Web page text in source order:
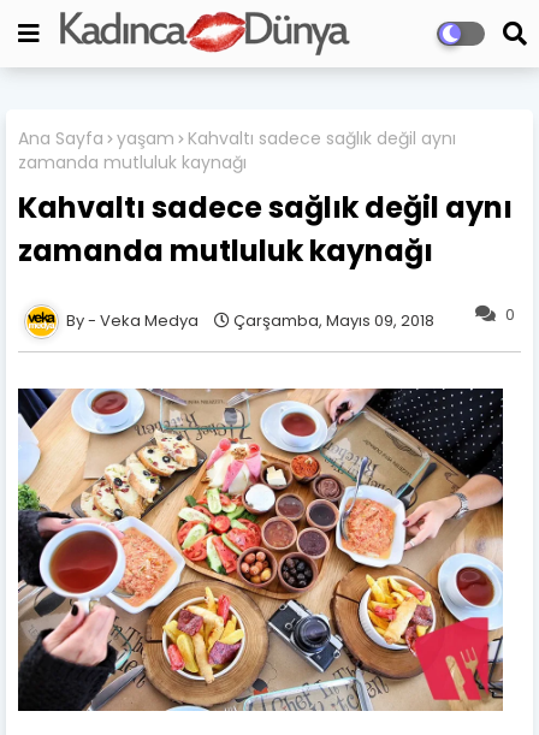
Ana Sayfa yaşam
Kahvaltı sadece sağlık değil aynı
zamanda mutluluk kaynağı
Kahvaltı sadece sağlık değil aynı
zamanda mutluluk kaynağı
0
Veka Medya Çarşamba, Mayıs 09, 2018